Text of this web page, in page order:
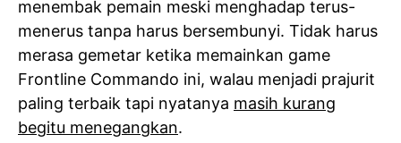
menembak pemain meski menghadap terus-
menerus tanpa harus bersembunyi. Tidak harus
merasa gemetar ketika memainkan game
Frontline Commando ini, walau menjadi prajurit
paling terbaik tapi nyatanya masih kurang
begitu menegangkan.